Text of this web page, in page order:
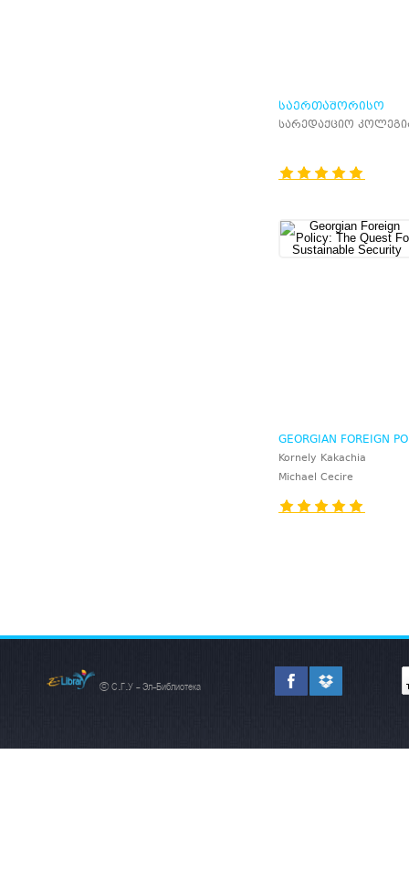
ᲡᲐᲔᲠᲗᲐᲨᲝᲠᲘᲡᲝ
ᲞᲝᲚᲘᲢᲘᲙᲐ
სარედაქციო
GEORGIAN FOREIGN
THE QUEST FOR
SUSTAINABLE
Kornely Kakachia
Michael Cecire
© С.Г.У - Эл-Библиотека